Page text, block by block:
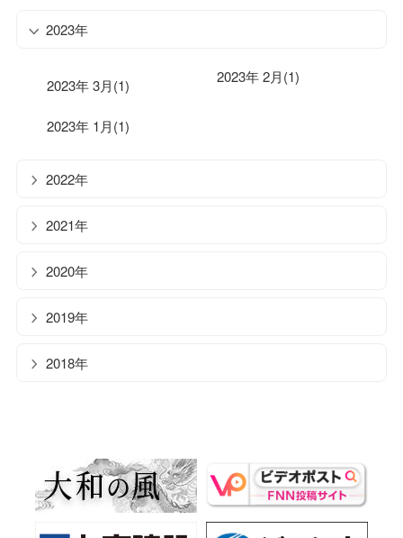
2023年
2023年 3月(1) 2023年 2月(1)
2023年 1月(1)
2022年
2021年
2020年
2019年
2018年